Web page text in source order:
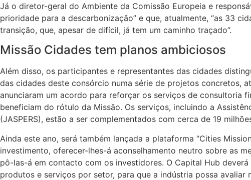
Já o diretor-geral do Ambiente da Comissão Europeia e
prioridade para a descarbonização” e que, atualmente, “as 33
transição, que, apesar de difícil, já tem um caminho traçado”.
Missão Cidades tem planos ambiciosos
Além disso, os participantes e representantes das cidades
das cidades deste consórcio numa série de projetos concretos,
anunciaram um acordo para reforçar os serviços de consultoria
beneficiam do rótulo da Missão. Os serviços, incluindo a
(JASPERS), estão a ser complementados com cerca de 19
Ainda este ano, será também lançada a plataforma “Cities
investimento, oferecer-lhes-á aconselhamento neutro sobre as
pô-las-á em contacto com os investidores. O Capital Hub
produtos e serviços por setor, para que a indústria possa